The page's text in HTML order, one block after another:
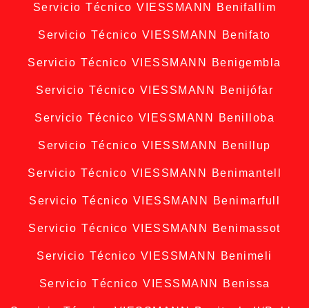
Servicio Técnico VIESSMANN Benifallim
Servicio Técnico VIESSMANN Benifato
Servicio Técnico VIESSMANN Benigembla
Servicio Técnico VIESSMANN Benijófar
Servicio Técnico VIESSMANN Benilloba
Servicio Técnico VIESSMANN Benillup
Servicio Técnico VIESSMANN Benimantell
Servicio Técnico VIESSMANN Benimarfull
Servicio Técnico VIESSMANN Benimassot
Servicio Técnico VIESSMANN Benimeli
Servicio Técnico VIESSMANN Benissa